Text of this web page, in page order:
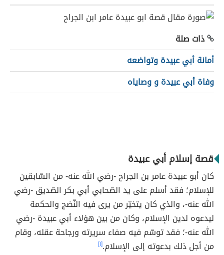
ذات صلة
أمانة أبي عبيدة وتواضعه
وفاة أبي عبيدة و وصاياه
قصة إسلام أبي عبيدة
كان أبو عبيدة عامر بن الجراح -رضي الله عنه- من السّابقين
للإسلام؛ فقد أسلم على يد الصّحابي أبي بكر الصّديق -رضي
الله عنه-، والذي كان يتخيّر من يرى فيه النّضج والحكمة
ليدعوه لدين الإسلام، وكان من بين هؤلاء أبي عبيدة -رضي
الله عنه-؛ فقد توسّم فيه صفاء سريرته ورجاحة عقله، وقام
من أجل ذلك بدعوته إلى الإسلام.[١]